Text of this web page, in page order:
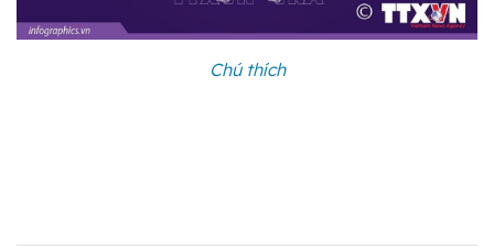
Chú thích